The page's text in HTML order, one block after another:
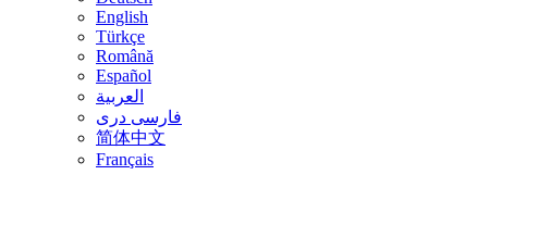
English
Türkçe
Română
Español
العربية
فارسی دری
简体中文
Français